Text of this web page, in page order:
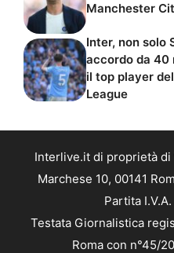
Manchester
Inter, non solo
accordo da 40
il top player
League
Interlive.it di proprietà di
Marchese 10, 00141
Partita
Testata Giornalistica
Roma con n°45/